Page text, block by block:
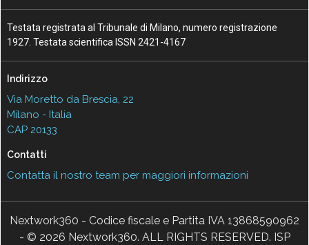
Testata registrata al Tribunale di Milano, numero registrazione
1927. Testata scientifica ISSN 2421-4167
Indirizzo
Via Moretto da Brescia, 22
Milano - Italia
CAP 20133
Contatti
Contatta il nostro team per maggiori informazioni
Nextwork360 - Codice fiscale e Partita IVA 13868590962
- © 2026 Nextwork360. ALL RIGHTS RESERVED. ISP